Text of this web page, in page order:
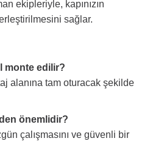
ekipleriyle, kapınızın
sağlar.
monte edilir?
alanına tam oturacak şekilde
önemlidir?
çalışmasını ve güvenli bir